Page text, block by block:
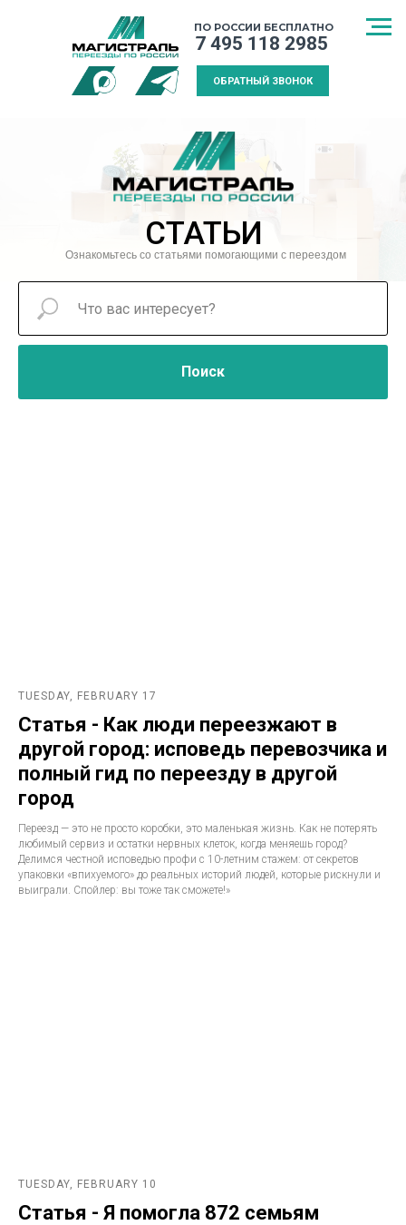
ПО РОССИИ БЕСПЛАТНО
7 495 118 2985
ОБРАТНЫЙ ЗВОНОК
СТАТЬИ
Ознакомьтесь со статьями помогающими с переездом
Поиск
TUESDAY, FEBRUARY 17
Статья - Как люди переезжают в
другой город: исповедь перевозчика и
полный гид по переезду в другой
город
Переезд — это не просто коробки, это маленькая жизнь. Как не потерять
любимый сервиз и остатки нервных клеток, когда меняешь город?
Делимся честной исповедью профи с 10-летним стажем: от секретов
упаковки «впихуемого» до реальных историй людей, которые рискнули и
выиграли. Спойлер: вы тоже так сможете!»
TUESDAY, FEBRUARY 10
Статья - Я помогла 872 семьям